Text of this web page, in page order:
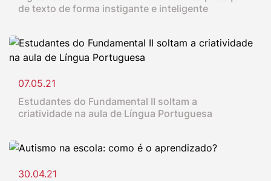
de texto de forma instigante e inteligente
07.05.21
Estudantes do Fundamental II soltam a
criatividade na aula de Língua Portuguesa
30.04.21